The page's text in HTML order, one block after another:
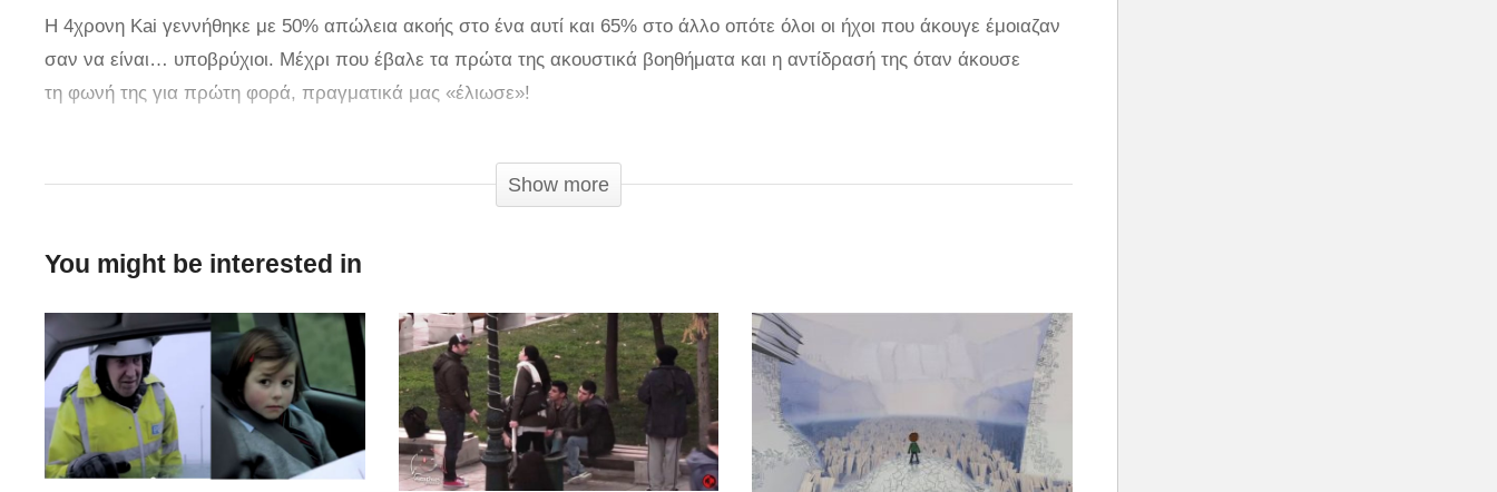
Η 4χρονη Kai γεννήθηκε με 50% απώλεια ακοής στο ένα αυτί και 65% στο άλλο οπότε όλοι οι ήχοι που άκουγε έμοιαζαν
σαν να είναι… υποβρύχιοι. Μέχρι που έβαλε τα πρώτα της ακουστικά βοηθήματα και η αντίδρασή της όταν άκουσε
τη φωνή της για πρώτη φορά, πραγματικά μας «έλιωσε»!
Show more
You might be interested in